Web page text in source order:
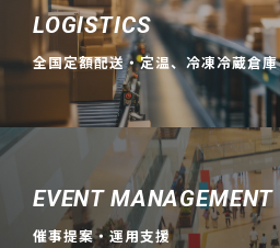
LOGISTICS
全国定額配送・定温、冷凍冷蔵倉庫
EVENT MANAGEMENT
催事提案・運用支援